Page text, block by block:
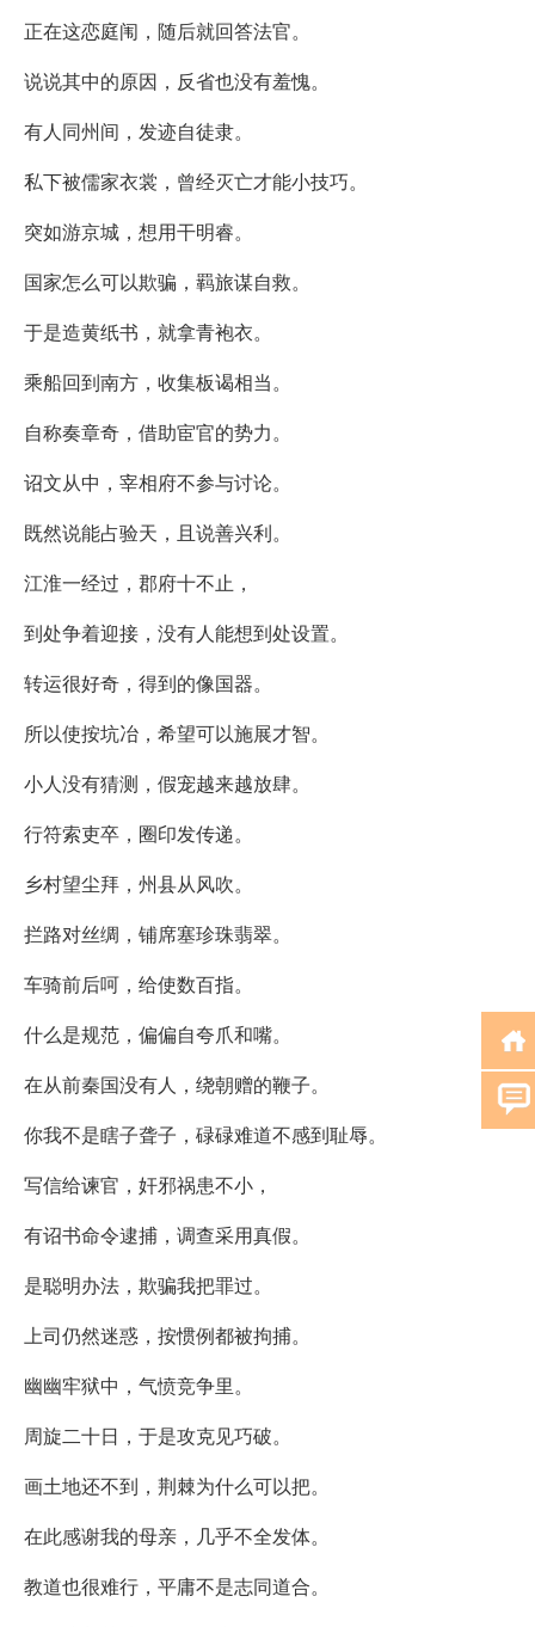
正在这恋庭闱，随后就回答法官。
说说其中的原因，反省也没有羞愧。
有人同州间，发迹自徒隶。
私下被儒家衣裳，曾经灭亡才能小技巧。
突如游京城，想用干明睿。
国家怎么可以欺骗，羁旅谋自救。
于是造黄纸书，就拿青袍衣。
乘船回到南方，收集板谒相当。
自称奏章奇，借助宦官的势力。
诏文从中，宰相府不参与讨论。
既然说能占验天，且说善兴利。
江淮一经过，郡府十不止，
到处争着迎接，没有人能想到处设置。
转运很好奇，得到的像国器。
所以使按坑冶，希望可以施展才智。
小人没有猜测，假宠越来越放肆。
行符索吏卒，圈印发传递。
乡村望尘拜，州县从风吹。
拦路对丝绸，铺席塞珍珠翡翠。
车骑前后呵，给使数百指。
什么是规范，偏偏自夸爪和嘴。
在从前秦国没有人，绕朝赠的鞭子。
你我不是瞎子聋子，碌碌难道不感到耻辱。
写信给谏官，奸邪祸患不小，
有诏书命令逮捕，调查采用真假。
是聪明办法，欺骗我把罪过。
上司仍然迷惑，按惯例都被拘捕。
幽幽牢狱中，气愤竞争里。
周旋二十日，于是攻克见巧破。
画土地还不到，荆棘为什么可以把。
在此感谢我的母亲，几乎不全发体。
教道也很难行，平庸不是志同道合。